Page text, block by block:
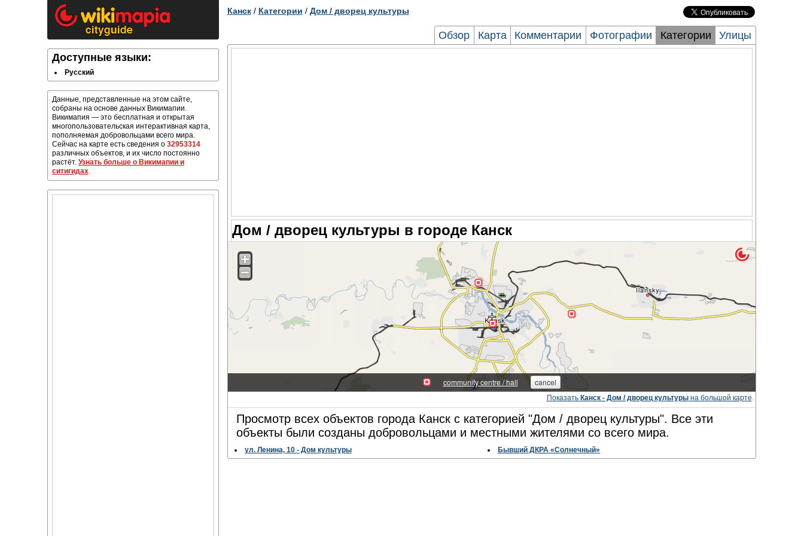
Доступные языки:
Русский
Данные, представленные на этом сайте,
собраны на основе данных Викимапии.
Викимапия — это бесплатная и открытая
многопользовательская интерактивная карта,
пополняемая добровольцами всего мира.
Сейчас на карте есть сведения о 32953314
различных объектов, и их число постоянно
растёт. Узнать больше о Викимапии и
ситигидах.
Канск/ Категории / Дом / дворец культуры
Обзор Карта Комментарии Фотографии Категории Улицы
Дом / дворец культуры в городе Канск
Показать Канск - Дом / дворец культурына большой карте.
Просмотр всех объектов города Канск с категорией "Дом / дворец культуры". Все эти
объекты были созданы добровольцами и местными жителями со всего мира.
ул. Ленина, 10 - Дом культуры Бывший ДКРА «Солнечный»